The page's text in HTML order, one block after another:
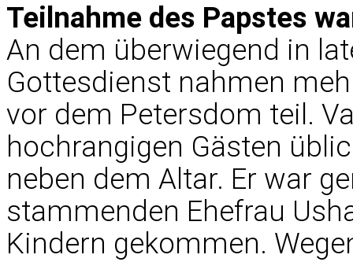
Teilnahme des Papstes
An dem überwiegend in
Gottesdienst nahmen
vor dem Petersdom teil.
hochrangigen Gästen
neben dem Altar. Er war
stammenden Ehefrau
Kindern gekommen.